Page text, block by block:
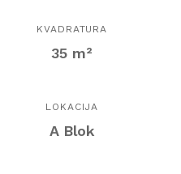
KVADRATURA
35 m²
LOKACIJA
A Blok